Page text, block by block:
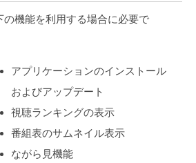
の機能を利用する場合に必要で
アプリケーションのインストール
およびアップデート
視聴ランキングの表示
番組表のサムネイル表示
ながら見機能